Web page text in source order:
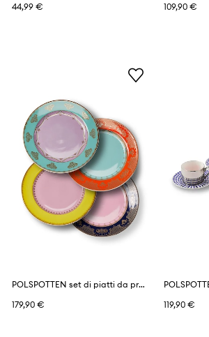
44,99 €
109,90 €
POLSPOTTEN set di piatti da pranzo in porcellana 27 cm
179,90 €
119,90 €